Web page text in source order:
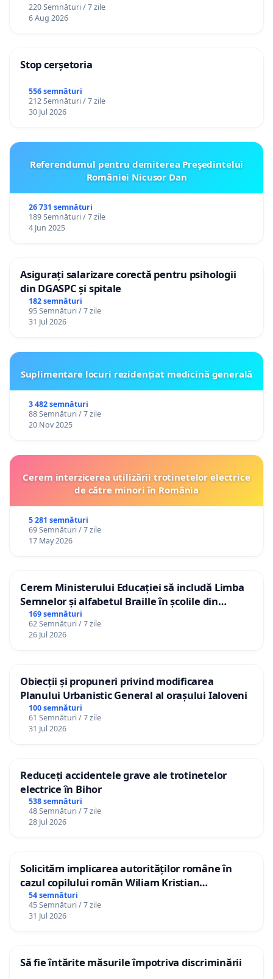
personali
220 Semnături / 7 zile
6 Aug 2026
Stop cerșetoria
556 semnături
212 Semnături / 7 zile
30 Jul 2026
Referendumul pentru demiterea Preşedintelui
României Nicusor Dan
26 731 semnături
189 Semnături / 7 zile
4 Jun 2025
Asigurați salarizare corectă pentru psihologii
din DGASPC și spitale
182 semnături
95 Semnături / 7 zile
31 Jul 2026
Suplimentare locuri rezidențiat medicină generală
3 482 semnături
88 Semnături / 7 zile
20 Nov 2025
Cerem interzicerea utilizării trotinetelor electrice
de către minori în România
5 281 semnături
69 Semnături / 7 zile
17 May 2026
Cerem Ministerului Educației să includă Limba
Semnelor și alfabetul Braille în școlile din
Republica Moldova!
169 semnături
62 Semnături / 7 zile
26 Jul 2026
Obiecții și propuneri privind modificarea
Planului Urbanistic General al orașului Ialoveni
100 semnături
61 Semnături / 7 zile
31 Jul 2026
Reduceți accidentele grave ale trotinetelor
electrice în Bihor
538 semnături
48 Semnături / 7 zile
28 Jul 2026
Solicităm implicarea autorităților române în
cazul copilului român Wiliam Kristian
Gheorghe, aflat în plasament în Danemarca de
12 ani
54 semnături
45 Semnături / 7 zile
31 Jul 2026
Să fie întărite măsurile împotriva discriminării